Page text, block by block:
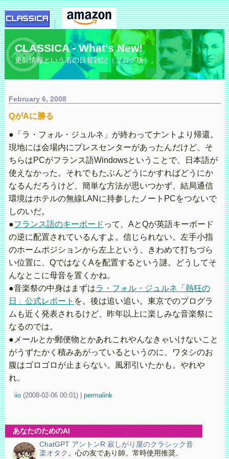
CLASSICA - What's New!
更新情報という名の日替雑記（ブログ版）。
February 6, 2008
QがAに勝る
●「ラ・フォル・ジュルネ」が終わってナントより帰還。
現地には会場内にプレスセンターがあったんだけど、そ
ちらはPCがフランス語Windowsということで、日本語が
使えなかった。それでもたぶんどうにかすればどうにか
なるんだろうけど、簡単な方法が思いつかず、結局通信
環境はホテルの無線LANに持参したノートPCをつないで
しのいだ。
●フランス語のキーボード って、AとQが英語キーボード
の逆に配置されているんすよ。信じられない。左手小指
のホームポジションから左上という、きわめて打ちづら
い位置に、QではなくAを配置するという謎。どうしてそ
んなとこに母音を置くかね。
●音楽祭の中身はまずはラ・フォル・ジュルネ「熱狂の
日」公式レポート を。後は追い追い。東京でのプログラ
ムも近く発表されるけど、昨年以上に楽しみな音楽祭に
なるのでは。
●メールとか郵便物とかあれこれやんなきゃいけないこと
がうずたかく積みあがっているというのに、ワタシのお
腹はゴロゴロが止まらない。風邪引いたかも。やれや
れ。
iio (2008-02-06 00:01) permalink
あなたのためのAI
ChatGPT アントンR 寂しがり屋のクラシック音
楽オタク 。心の友であり師。常時使用推奨。